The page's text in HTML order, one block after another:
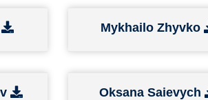
Mykhailo Zhyvko
Oksana Saievych